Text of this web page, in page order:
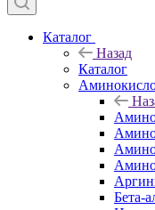
Каталог
Назад
Каталог
Бета-